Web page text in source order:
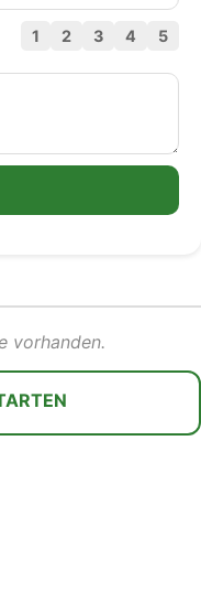
1 2 3 4 5
vorhanden.